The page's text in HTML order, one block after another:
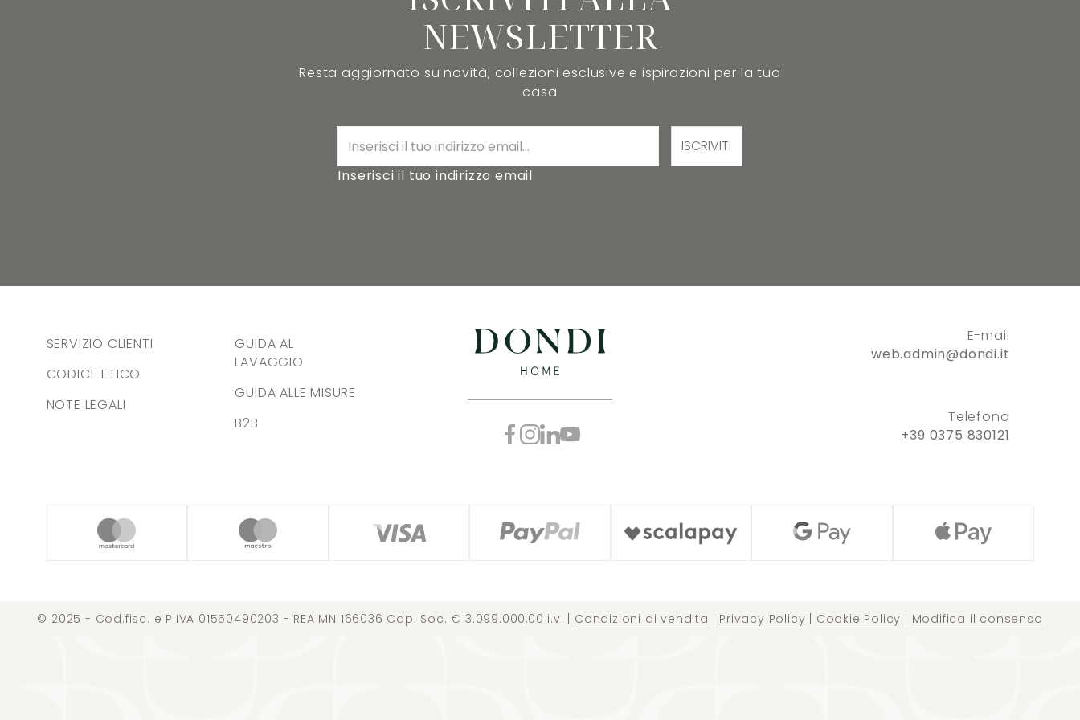
NEWSLETTER
Resta aggiornato su novità, collezioni esclusive e ispirazioni per la tua
casa
Inserisci il tuo indirizzo email
ISCRIVITI
E-mail
web.admin@dondi.it
Telefono
+39 0375 830121
SERVIZIO CLIENTI
CODICE ETICO
NOTE LEGALI
GUIDA AL
LAVAGGIO
GUIDA ALLE MISURE
B2B
© 2025 - Cod.fisc. e P.IVA 01550490203 - REA MN 166036 Cap. Soc. € 3.099.000,00 i.v. | Condizioni di vendita Privacy Policy Cookie Policy Modifica il consenso